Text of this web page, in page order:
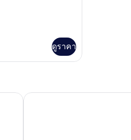
ดูราคา
รณภูมิ แอร์พอร์ต
ฮิลตัน กรุงเทพ สุวรรณภูมิ กอล์